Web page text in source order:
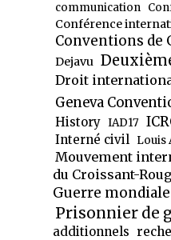
communication
Conférence
Conventions de
Dejavu
Droit
Geneva
History IAD17
Interné civil Louis
Mouvement
du Croissant-
Guerre mondiale
Prisonnier de
additionnels